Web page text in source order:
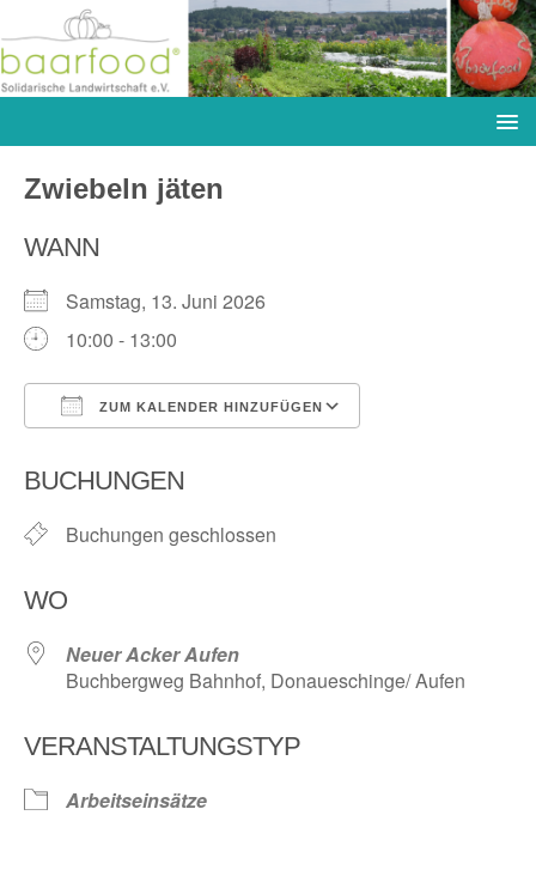
Zwiebeln jäten
WANN
Samstag, 13. Juni 2026
10:00 - 13:00
ZUM KALENDER HINZUFÜGEN
BUCHUNGEN
Buchungen geschlossen
WO
Neuer Acker Aufen
Buchbergweg Bahnhof, Donaueschinge/ Aufen
VERANSTALTUNGSTYP
Arbeitseinsätze